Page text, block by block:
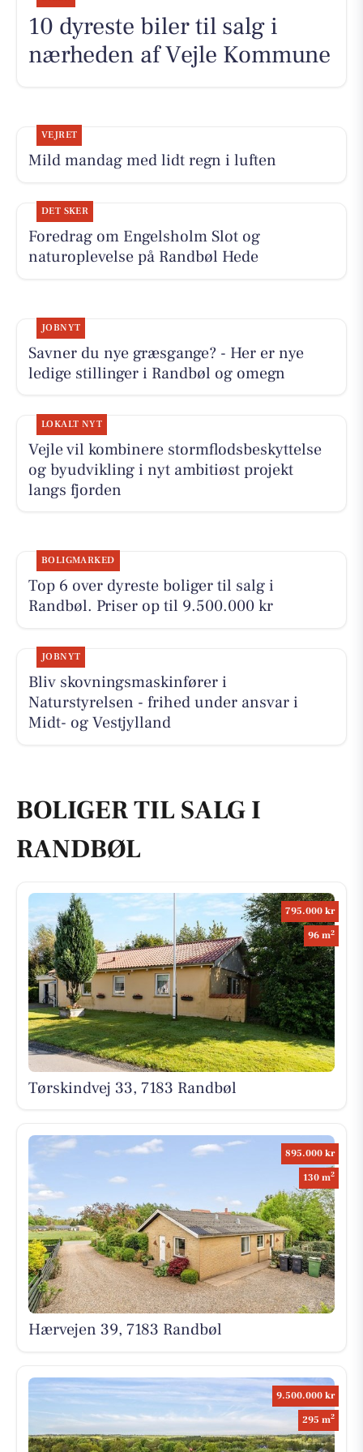
10 dyreste biler til salg i
nærheden af Vejle Kommune
VEJRET
Mild mandag med lidt regn i luften
DET SKER
Foredrag om Engelsholm Slot og
naturoplevelse på Randbøl Hede
JOBNYT
Savner du nye græsgange? - Her er nye
ledige stillinger i Randbøl og omegn
LOKALT NYT
Vejle vil kombinere stormflodsbeskyttelse
og byudvikling i nyt ambitiøst projekt
langs fjorden
BOLIGMARKED
Top 6 over dyreste boliger til salg i
Randbøl. Priser op til 9.500.000 kr
JOBNYT
Bliv skovningsmaskinfører i
Naturstyrelsen - frihed under ansvar i
Midt- og Vestjylland
BOLIGER TIL SALG I
RANDBØL
795.000 kr
96 m2
Tørskindvej 33, 7183 Randbøl
895.000 kr
130 m2
Hærvejen 39, 7183 Randbøl
9.500.000 kr
295 m2